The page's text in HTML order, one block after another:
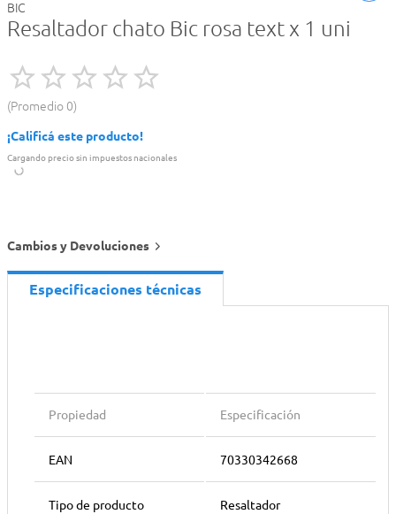
BIC
Resaltador chato Bic rosa text x 1 uni
Promedio 0
¡Calificá este producto!
Cargando precio sin impuestos nacionales
Cambios y Devoluciones
Especificaciones técnicas
Propiedad Especificación
EAN 70330342668
Tipo de producto Resaltador